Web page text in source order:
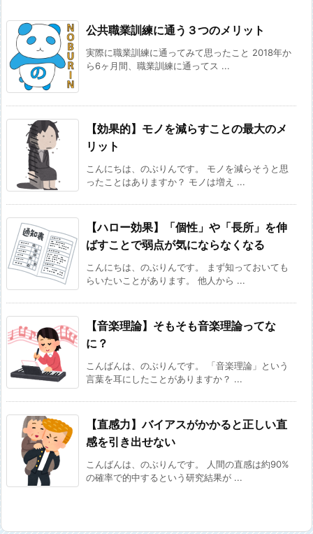
公共職業訓練に通う３つのメリット
実際に職業訓練に通ってみて思ったこと 2018年か
ら6ヶ月間、職業訓練に通ってス ...
【効果的】モノを減らすことの最大のメ
リット
こんにちは、のぶりんです。 モノを減らそうと思
ったことはありますか？ モノは増え ...
【ハロー効果】「個性」や「長所」を伸
ばすことで弱点が気にならなくなる
こんにちは、のぶりんです。 まず知っておいても
らいたいことがあります。 他人から ...
【音楽理論】そもそも音楽理論ってな
に？
こんばんは、のぶりんです。 「音楽理論」という
言葉を耳にしたことがありますか？ ...
【直感力】バイアスがかかると正しい直
感を引き出せない
こんばんは、のぶりんです。 人間の直感は約90%
の確率で的中するという研究結果が ...